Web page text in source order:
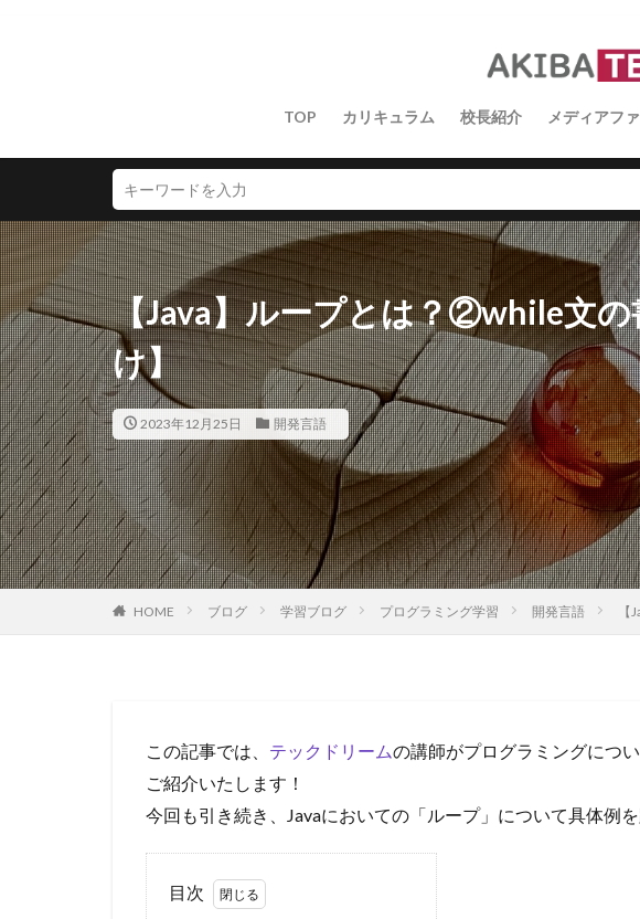
TOP カリキュラム 校長紹介 メディアフ
【Java】ループとは？②while文の
け】
2023年12月25日 開発言語
HOME ブログ 学習ブログ プログラミング学習 開発言語
この記事では、 テックドリームの講師がプログラミングにつ
ご紹介いたします！
今回も引き続き、Javaにおいての「ループ」について具体例
目次